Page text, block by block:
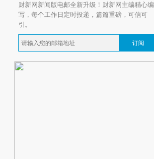
财新网新闻版电邮全新升级！财新网主编精心编
写，每个工作日定时投递，篇篇重磅，可信可
引。
订阅